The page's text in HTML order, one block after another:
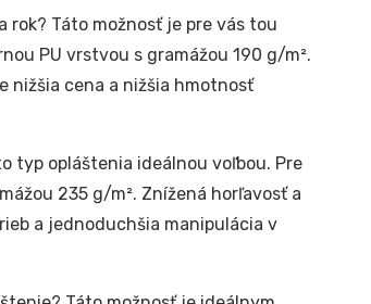
Táto možnosť je pre vás tou
PU vrstvou s gramážou 190 g/m².
nižšia cena a nižšia hmotnosť
typ opláštenia ideálnou voľbou. Pre
235 g/m². Znížená horľavosť a
a jednoduchšia manipulácia v